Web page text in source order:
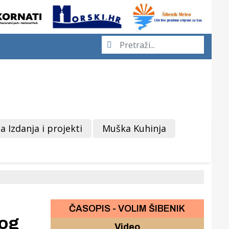
Izdanja i projekti Muška Kuhinja
ČASOPIS - VOLIM ŠIBENIK
Video